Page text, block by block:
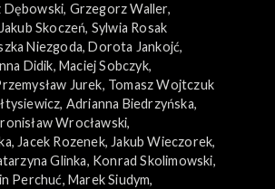
Dębowski, Grzegorz Waller,
Jakub Skoczeń, Sylwia Rosak
Niezgoda, Dorota Jankojć,
Didik, Maciej Sobczyk,
Jurek, Tomasz Wojtczuk
, Adrianna Biedrzyńska,
Wrocławski,
, Jacek Rozenek, Jakub Wieczorek,
Glinka, Konrad Skolimowski,
Perchuć, Marek Siudym,